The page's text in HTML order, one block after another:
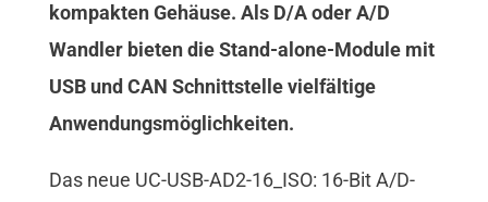
kompakten Gehäuse. Als D/A oder A/D
Wandler bieten die Stand-alone-Module mit
USB und CAN Schnittstelle vielfältige
Anwendungsmöglichkeiten.
Das neue UC-USB-AD2-16_ISO: 16-Bit A/D-